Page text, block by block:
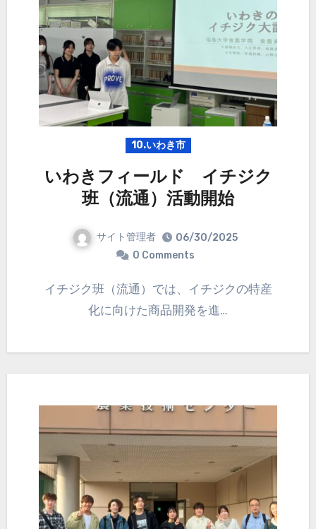
10.いわき市
いわきフィールド イチジク
班（流通）活動開始
サイト管理者
06/30/2025
0 Comments
イチジク班（流通）では、イチジクの特産
化に向けた商品開発を進…